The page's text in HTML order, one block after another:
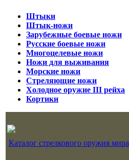
Штыки
Штык-ножи
Зарубежные боевые ножи
Русские боевые ножи
Многоцелевые ножи
Ножи для выживания
Морские ножи
Стреляющие ножи
Холодное оружие III рейха
Кортики
Каталог стрелкового оружия мира